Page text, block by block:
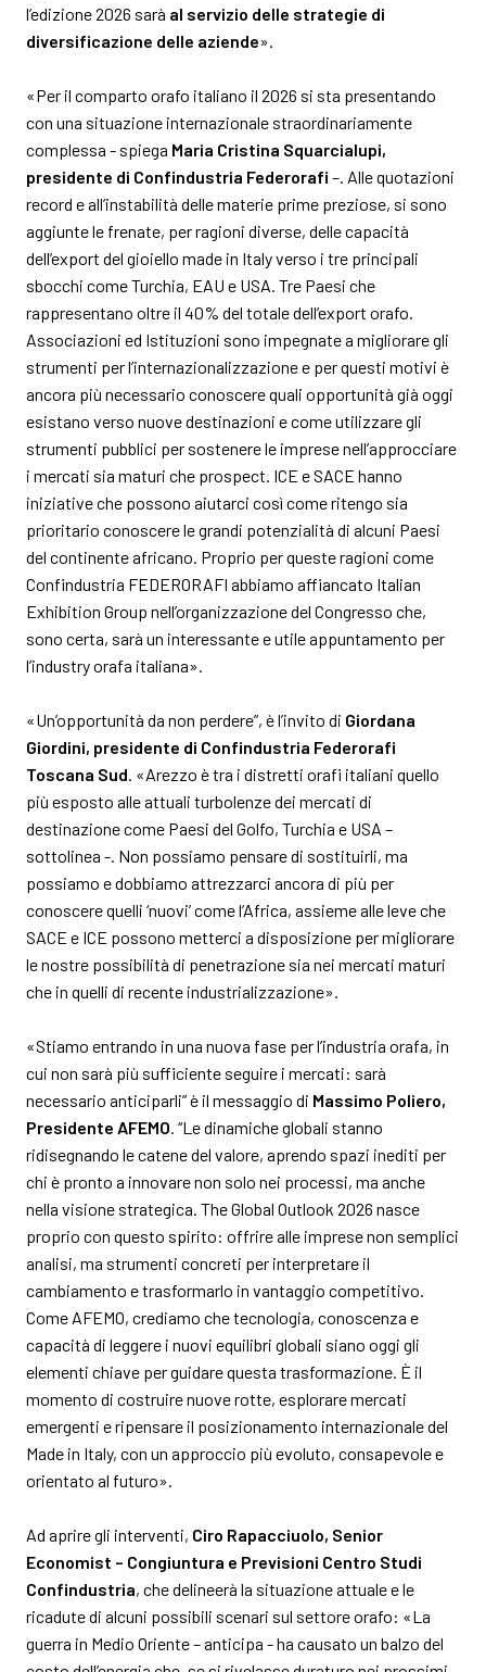
l’edizione 2026 sarà al servizio delle strategie di
diversificazione delle aziende».
«Per il comparto orafo italiano il 2026 si sta presentando
con una situazione internazionale straordinariamente
complessa - spiega Maria Cristina Squarcialupi,
presidente di Confindustria Federorafi –. Alle quotazioni
record e all’instabilità delle materie prime preziose, si sono
aggiunte le frenate, per ragioni diverse, delle capacità
dell’export del gioiello made in Italy verso i tre principali
sbocchi come Turchia, EAU e USA. Tre Paesi che
rappresentano oltre il 40% del totale dell’export orafo.
Associazioni ed Istituzioni sono impegnate a migliorare gli
strumenti per l’internazionalizzazione e per questi motivi è
ancora più necessario conoscere quali opportunità già oggi
esistano verso nuove destinazioni e come utilizzare gli
strumenti pubblici per sostenere le imprese nell’approcciare
i mercati sia maturi che prospect. ICE e SACE hanno
iniziative che possono aiutarci così come ritengo sia
prioritario conoscere le grandi potenzialità di alcuni Paesi
del continente africano. Proprio per queste ragioni come
Confindustria FEDERORAFI abbiamo affiancato Italian
Exhibition Group nell’organizzazione del Congresso che,
sono certa, sarà un interessante e utile appuntamento per
l’industry orafa italiana».
«Un’opportunità da non perdere”, è l’invito di Giordana
Giordini, presidente di Confindustria Federorafi
Toscana Sud. «Arezzo è tra i distretti orafi italiani quello
più esposto alle attuali turbolenze dei mercati di
destinazione come Paesi del Golfo, Turchia e USA –
sottolinea -. Non possiamo pensare di sostituirli, ma
possiamo e dobbiamo attrezzarci ancora di più per
conoscere quelli ‘nuovi’ come l’Africa, assieme alle leve che
SACE e ICE possono metterci a disposizione per migliorare
le nostre possibilità di penetrazione sia nei mercati maturi
che in quelli di recente industrializzazione».
«Stiamo entrando in una nuova fase per l’industria orafa, in
cui non sarà più sufficiente seguire i mercati: sarà
necessario anticiparli” è il messaggio di Massimo Poliero,
Presidente AFEMO. “Le dinamiche globali stanno
ridisegnando le catene del valore, aprendo spazi inediti per
chi è pronto a innovare non solo nei processi, ma anche
nella visione strategica. The Global Outlook 2026 nasce
proprio con questo spirito: offrire alle imprese non semplici
analisi, ma strumenti concreti per interpretare il
cambiamento e trasformarlo in vantaggio competitivo.
Come AFEMO, crediamo che tecnologia, conoscenza e
capacità di leggere i nuovi equilibri globali siano oggi gli
elementi chiave per guidare questa trasformazione. È il
momento di costruire nuove rotte, esplorare mercati
emergenti e ripensare il posizionamento internazionale del
Made in Italy, con un approccio più evoluto, consapevole e
orientato al futuro».
Ad aprire gli interventi, Ciro Rapacciuolo, Senior
Economist – Congiuntura e Previsioni Centro Studi
Confindustria, che delineerà la situazione attuale e le
ricadute di alcuni possibili scenari sul settore orafo: «La
guerra in Medio Oriente – anticipa - ha causato un balzo del